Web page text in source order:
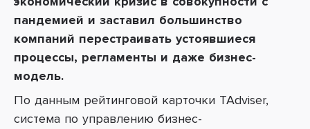
пандемией и заставил большинство
компаний перестраивать устоявшиеся
процессы, регламенты и даже бизнес-
модель.
По данным рейтинговой карточки TAdviser,
система по управлению бизнес-